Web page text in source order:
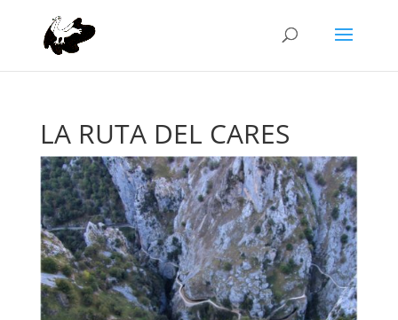
LA RUTA DEL CARES